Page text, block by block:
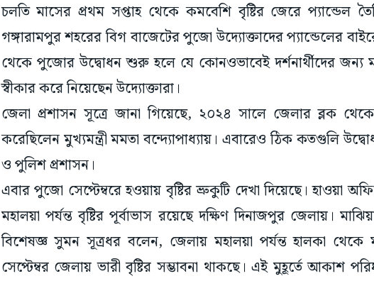
চলতি মাসের প্রথম সপ্তাহ থেকে কমবেশি বৃষ্টির জেরে প্যান্ডেল
গঙ্গারামপুর শহরের বিগ বাজেটের পুজো উদ্যোক্তাদের প্যান্ডেলের
থেকে পুজোর উদ্বোধন শুরু হলে যে কোনওভাবেই দর্শনার্থীদের জন্য
স্বীকার করে নিয়েছেন উদ্যোক্তারা।
জেলা প্রশাসন সূত্রে জানা গিয়েছে, ২০২৪ সালে জেলার ব্লক
করেছিলেন মুখ্যমন্ত্রী মমতা বন্দ্যোপাধ্যায়। এবারেও ঠিক কতগুলি
ও পুলিশ প্রশাসন।
এবার পুজো সেপ্টেম্বরে হওয়ায় বৃষ্টির ভ্রুকুটি দেখা দিয়েছে। হাওয়া
মহালয়া পর্যন্ত বৃষ্টির পূর্বাভাস রয়েছে দক্ষিণ দিনাজপুর জেলায়।
বিশেষজ্ঞ সুমন সূত্রধর বলেন, জেলায় মহালয়া পর্যন্ত হালকা থেকে
সেপ্টেম্বর জেলায় ভারী বৃষ্টির সম্ভাবনা থাকছে। এই মুহূর্তে আকাশ